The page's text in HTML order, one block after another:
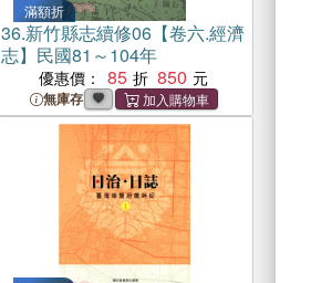
滿額折
36.新竹縣志續修06【卷六.經濟
志】民國81～104年
優惠價： 85 850
無庫存